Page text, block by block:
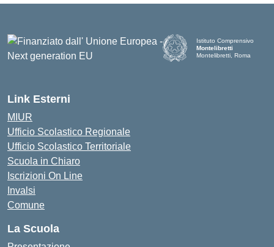
Istituto Comprensivo
Montelibretti
Montelibretti, Roma
Link Esterni
MIUR
Ufficio Scolastico Regionale
Ufficio Scolastico Territoriale
Scuola in Chiaro
Iscrizioni On Line
Invalsi
Comune
La Scuola